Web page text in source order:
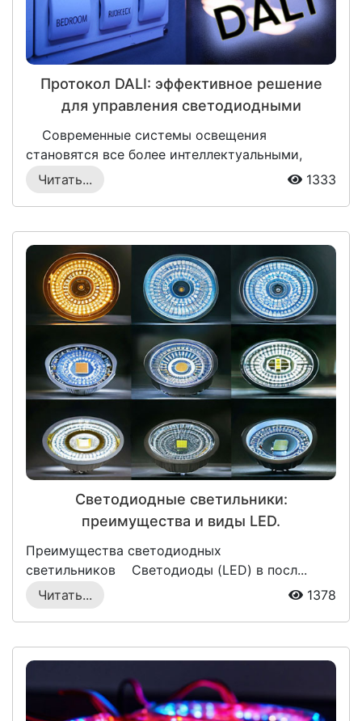
Протокол DALI: эффективное решение
для управления светодиодными
Современные системы освещения
становятся все более интеллектуальными,
пред...
Читать... 1333
Светодиодные светильники:
преимущества и виды LED.
Преимущества светодиодных
светильников Светодиоды (LED) в посл...
Читать...
1378